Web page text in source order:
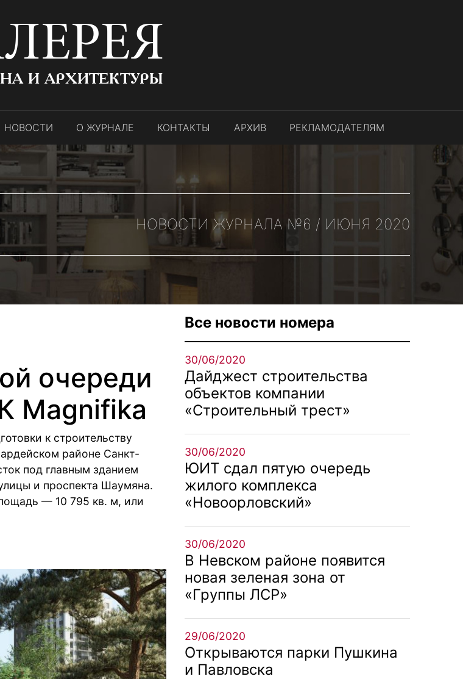
И АРХИТЕКТУРЫ
НОВОСТИ О ЖУРНАЛЕ КОНТАКТЫ АРХИВ РЕКЛАМОДАТЕЛЯМ
НОВОСТИ ЖУРНАЛА №6 / ИЮНЯ 2020
очереди
Magnifika
к строительству
районе Санкт-
под главным зданием
и проспекта Шаумяна.
— 10 795 кв. м, или
Все новости номера
30/06/2020
Дайджест строительства
объектов компании
«Строительный трест»
30/06/2020
ЮИТ сдал пятую очередь
жилого комплекса
«Новоорловский»
30/06/2020
В Невском районе появится
новая зеленая зона от
«Группы ЛСР»
29/06/2020
Открываются парки Пушкина
и Павловска